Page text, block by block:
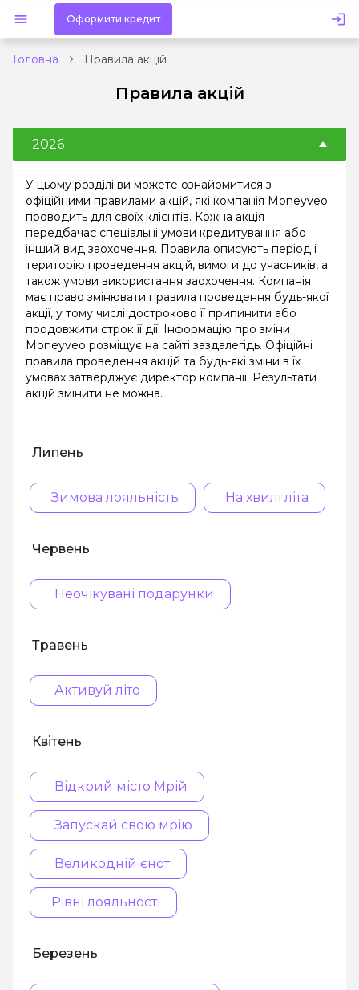
Оформити кредит
Головна Правила акцій
Правила акцій
2026
У цьому розділі ви можете ознайомитися з
офіційними правилами акцій, які компанія Moneyveo
проводить для своїх клієнтів. Кожна акція
передбачає спеціальні умови кредитування або
інший вид заохочення. Правила описують період і
територію проведення акцій, вимоги до учасників, а
також умови використання заохочення. Компанія
має право змінювати правила проведення будь-якої
акції, у тому числі достроково її припинити або
продовжити строк її дії. Інформацію про зміни
Moneyveo розміщує на сайті заздалегідь. Офіційні
правила проведення акцій та будь-які зміни в їх
умовах затверджує директор компанії. Результати
акцій змінити не можна.
Липень
Зимова лояльність На хвилі літа
Червень
Неочікувані подарунки
Травень
Активуй літо
Квітень
Відкрий місто Мрій
Запускай свою мрію
Великодній єнот
Рівні лояльності
Березень